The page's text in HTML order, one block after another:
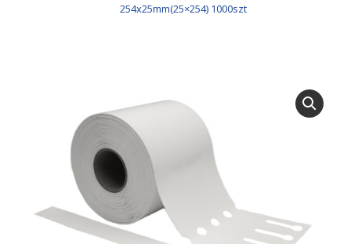
254x25mm(25×254) 1000szt